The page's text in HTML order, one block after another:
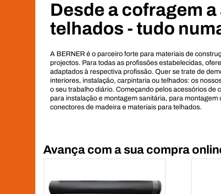
Desde a cofragem
telhados - tudo
A BERNER é o parceiro forte para materiais de
projectos. Para todas as profissões estabelecidas,
adaptados à respectiva profissão. Quer se trate de
interiores, instalação, carpintaria ou telhados: os
o seu trabalho diário. Começando pelos acessórios de
para instalação e montagem sanitária, para
conectores de madeira e materiais para telhados.
Avança com a sua compra